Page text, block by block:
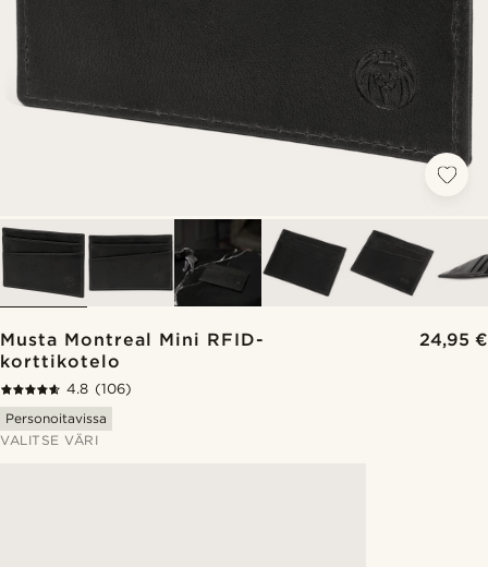
Musta Montreal Mini RFID-
korttikotelo
24,95 €
4.8 (106)
Personoitavissa
VALITSE VÄRI